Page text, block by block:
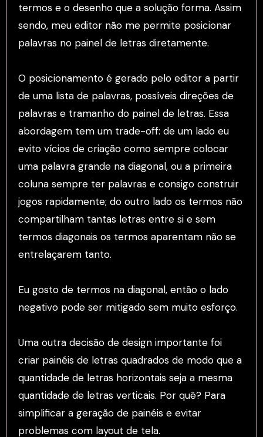
termos e o desenho que a solução forma. Assim
sendo, meu editor não me permite posicionar
palavras no painel de letras diretamente.
O posicionamento é gerado pelo editor a partir
de uma lista de palavras, possíveis direções de
palavras e tramanho do painel de letras. Essa
abordagem tem um trade-off: de um lado eu
evito vícios de criação como sempre colocar
uma palavra grande na diagonal, ou a primeira
coluna sempre ter palavras e consigo construir
jogos rapidamente; do outro lado os termos não
compartilham tantas letras entre si e sem
termos diagonais os termos aparentam não se
entrelaçarem tanto.
Eu gosto de termos na diagonal, então o lado
negativo pode ser mitigado sem muito esforço.
Uma outra decisão de design importante foi
criar painéis de letras quadrados de modo que a
quantidade de letras horizontais seja a mesma
quantidade de letras verticais. Por quê? Para
simplificar a geração de painéis e evitar
problemas com layout de tela.